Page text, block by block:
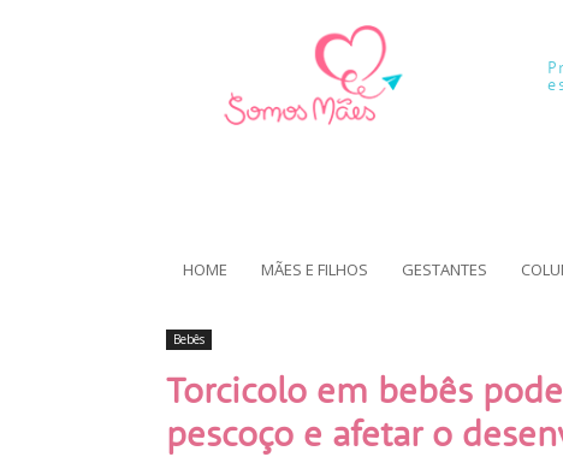
HOME MÃES E FILHOS GESTANTES
Bebês
Torcicolo em bebês
pescoço e afetar o